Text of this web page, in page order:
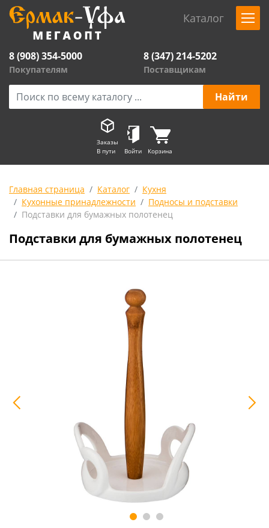
Каталог
8 (908) 354-5000
Покупателям
8 (347) 214-5202
Поставщикам
Заказы
В пути
Войти Корзина
Главная страница Каталог
Кухня
Кухонные принадлежности
Подносы и подставки
Подставки для бумажных полотенец
Подставки для бумажных полотенец